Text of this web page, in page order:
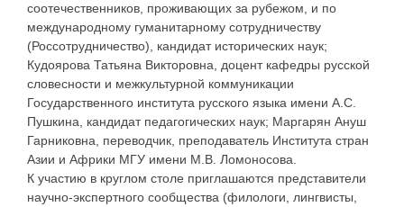
соотечественников, проживающих за рубежом, и по
международному гуманитарному сотрудничеству
(Россотрудничество), кандидат исторических наук;
Кудоярова Татьяна Викторовна, доцент кафедры русской
словесности и межкультурной коммуникации
Государственного института русского языка имени А.С.
Пушкина, кандидат педагогических наук; Маргарян Ануш
Гарниковна, переводчик, преподаватель Института стран
Азии и Африки МГУ имени М.В. Ломоносова.
К участию в круглом столе приглашаются представители
научно-экспертного сообщества (филологи, лингвисты,